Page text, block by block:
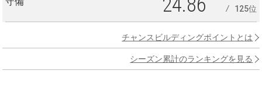
24.86 125位
チャンスビルディングポイントとは
シーズン累計のランキングを見る